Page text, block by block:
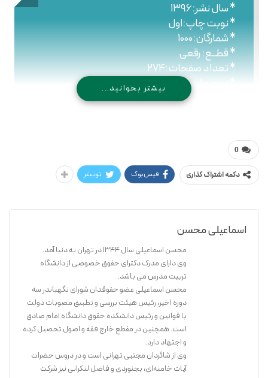
* سال نشر:۱۳۹۶
* نوبت چاپ:اول
* شمارگان:۱۰۰۰
* قطــع: رقعی
* تعداد صفحات:۲۷۴
* نـوع جلـد: شومیزبیشتر بخوانید...
0
دکمه اشتراک گذاری فیس‌بوک توییتر
اسماعیلی محسن
محسن اسماعیلی سال ۱۳۴۴ در تهران به دنیا آمد.
وی دارای مدرک دکترای حقوق خصوصی از دانشگاه
تربیت مدرس می باشد.
محسن اسماعیلی عضو حقوقدان شورای نگهباندر سه
دوره اخیر، رئیس هیئت بررسی و تطبیق مصوبات دولت
با قوانین و رئیس دانشکده حقوق دانشگاه امام صادق
است. همچنین در مقطع خارج فقه و اصول تحصیل کرده
و اجتهاد دارد.
وی از شاگردان مجتبی تهرانی است و در دروس حضرات
آیات خامنه‌ای، بجنوردی و فاضل لنکرانی نیز شرکت